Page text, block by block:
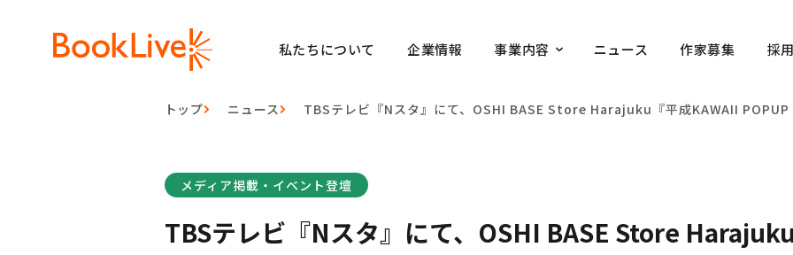
私たちについて 企業情報 事業内容 ニュース 作家募集 採
トップ ニュース TBSテレビ『Nスタ』にて、OSHI BASE Store Harajuku『平成KAWAII
メディア掲載・イベント登壇
TBSテレビ『Nスタ』にて、OSHI BASE Store